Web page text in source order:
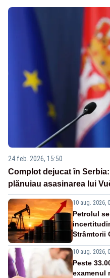
24 feb. 2026, 15:50
Complot dejucat în
plănuiau asasinarea lui
10 aug. 2026,
Petrolul
Strâmtorii
10 aug. 2026,
Peste
examenul